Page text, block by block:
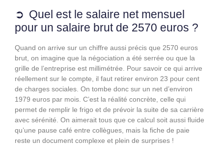
Quel est le salaire net mensuel
pour un salaire brut de 2570 euros ?
Quand on arrive sur un chiffre aussi précis que 2570 euros
brut, on imagine que la négociation a été serrée ou que la
grille de l’entreprise est millimétrée. Pour savoir ce qui arrive
réellement sur le compte, il faut retirer environ 23 pour cent
de charges sociales. On tombe donc sur un net d’environ
1979 euros par mois. C’est la réalité concrète, celle qui
permet de remplir le frigo et de prévoir la suite de sa carrière
avec sérénité. On aimerait tous que ce calcul soit aussi fluide
qu’une pause café entre collègues, mais la fiche de paie
reste un document complexe et plein de surprises !